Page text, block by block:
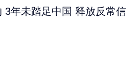
3年未踏足中国 释放反常信